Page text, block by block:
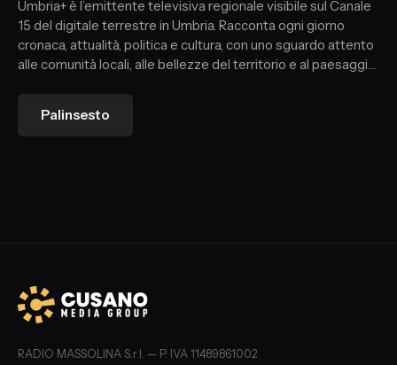
Umbria+ è l’emittente televisiva regionale visibile sul Canale
15 del digitale terrestre in Umbria. Racconta ogni giorno
cronaca, attualità, politica e cultura, con uno sguardo attento
alle comunità locali, alle bellezze del territorio e al paesaggio.
Palinsesto
RADIO MASSOLINA S.r.l. — P. IVA 11489861002